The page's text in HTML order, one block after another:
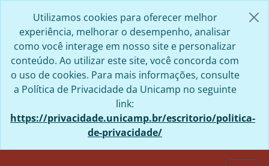
Utilizamos cookies para oferecer melhor
experiência, melhorar o desempenho, analisar
como você interage em nosso site e personalizar
conteúdo. Ao utilizar este site, você concorda com
o uso de cookies. Para mais informações, consulte
a Política de Privacidade da Unicamp no seguinte
link:
https://privacidade.unicamp.br/escritorio/politica-
de-privacidade/